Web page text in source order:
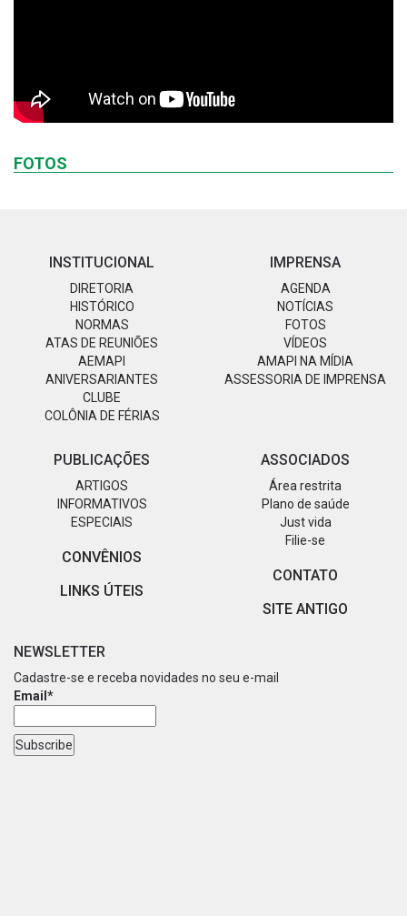
FOTOS
INSTITUCIONAL
DIRETORIA
HISTÓRICO
NORMAS
ATAS DE REUNIÕES
AEMAPI
ANIVERSARIANTES
CLUBE
COLÔNIA DE FÉRIAS
IMPRENSA
AGENDA
NOTÍCIAS
FOTOS
VÍDEOS
AMAPI NA MÍDIA
ASSESSORIA DE IMPRENSA
PUBLICAÇÕES
ARTIGOS
INFORMATIVOS
ESPECIAIS
CONVÊNIOS
LINKS ÚTEIS
ASSOCIADOS
Área restrita
Plano de saúde
Just vida
Filie-se
CONTATO
SITE ANTIGO
NEWSLETTER
Cadastre-se e receba novidades no seu e-mail
Email*